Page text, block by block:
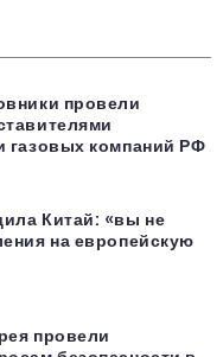
провели
газовых компаний РФ
Китай: «вы не
на европейскую
провели